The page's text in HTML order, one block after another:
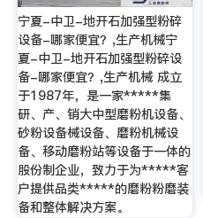
宁夏-中卫-地开石加强型粉碎
设备-哪家便宜？,生产机械宁
夏-中卫-地开石加强型粉碎设
备-哪家便宜？,生产机械 成立
于1987年，是一家*****集
研、产、销大中型磨粉机设备、
砂粉设备械设备、磨粉机械设
备、移动磨粉站等设备于一体的
股份制企业，致力于为*****客
户提供品类*****的磨粉粉磨装
备和整体解决方案。